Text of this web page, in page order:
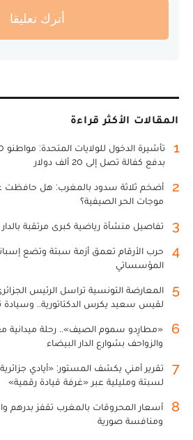
أترك تعليقا
المقالات الأكثر قراءة
1
بدفع كفالة تصل إلى 20 ألف دولار
2
أضخم ثلاثة سدود بالمغرب: هل حافظت
موجات الحر الصيفية؟
3 تفاصيل منشأة رياضية كبرى مرتقبة بالدار
4
حرب الأرقام تعمق أزمة سبتة وتضع
المؤسساتي
5
المعارضة التونسية تراسل الرئيس
لقيس سعيد يكرس الدكتاتورية..
6
«مطارِدو سموم الصيف».. رحلة ميدانية
والزواحف بشوارع الدار البيضاء
7
تقرير أمني يكشف المستور: «أيادي
لسبتة ومليلية عبر «غرفة قيادة رقمية»
8
أسعار المحروقات بالمغرب تقفز بدرهم
ومنافسة صورية